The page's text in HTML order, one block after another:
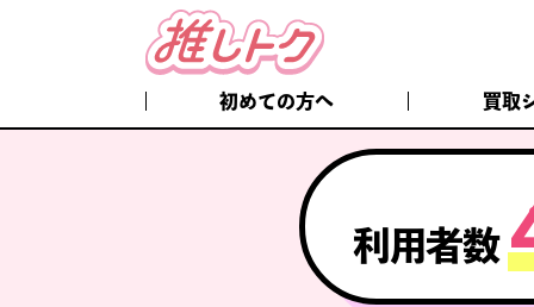
初めての方へ 買取
利用者数